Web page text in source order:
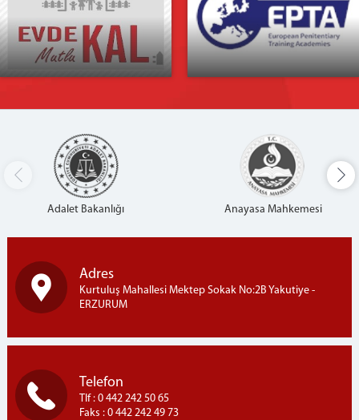
İLETİŞİM
HARİTA ve ULAŞIM
Adalet Bakanlığı Anayasa Mahkemesi
Adres
Kurtuluş Mahallesi Mektep Sokak No:2B Yakutiye -
ERZURUM
Telefon
Tlf : 0 442 242 50 65
Faks : 0 442 242 49 73